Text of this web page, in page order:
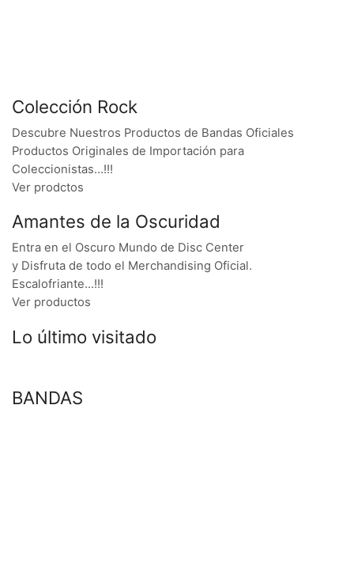
Colección Rock
Descubre Nuestros Productos de Bandas Oficiales
Productos Originales de Importación para
Coleccionistas…!!!
Ver prodctos
Amantes de la Oscuridad
Entra en el Oscuro Mundo de Disc Center
y Disfruta de todo el Merchandising Oficial.
Escalofriante…!!!
Ver productos
Lo último visitado
BANDAS